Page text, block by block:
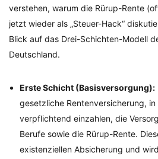
verstehen, warum die Rürup-Rente
jetzt wieder als „Steuer-Hack“
Blick auf das Drei-Schichten-Modell
Deutschland.
Erste Schicht (Basisversorgung):
gesetzliche Rentenversicherung,
verpflichtend einzahlen, die
Berufe sowie die Rürup-Rente.
existenziellen Absicherung und